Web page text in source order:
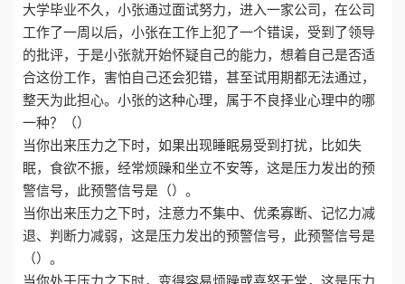
大学毕业不久，小张通过面试努力，进入一家公司，在公司
工作了一周以后，小张在工作上犯了一个错误，受到了领导
的批评，于是小张就开始怀疑自己的能力，想着自己是否适
合这份工作，害怕自己还会犯错，甚至试用期都无法通过，
整天为此担心。小张的这种心理，属于不良择业心理中的哪
一种？（）
当你出来压力之下时，如果出现睡眠易受到打扰，比如失
眠，食欲不振，经常烦躁和坐立不安等，这是压力发出的预
警信号，此预警信号是（）。
当你出来压力之下时，注意力不集中、优柔寡断、记忆力减
退、判断力减弱，这是压力发出的预警信号，此预警信号是
（）。